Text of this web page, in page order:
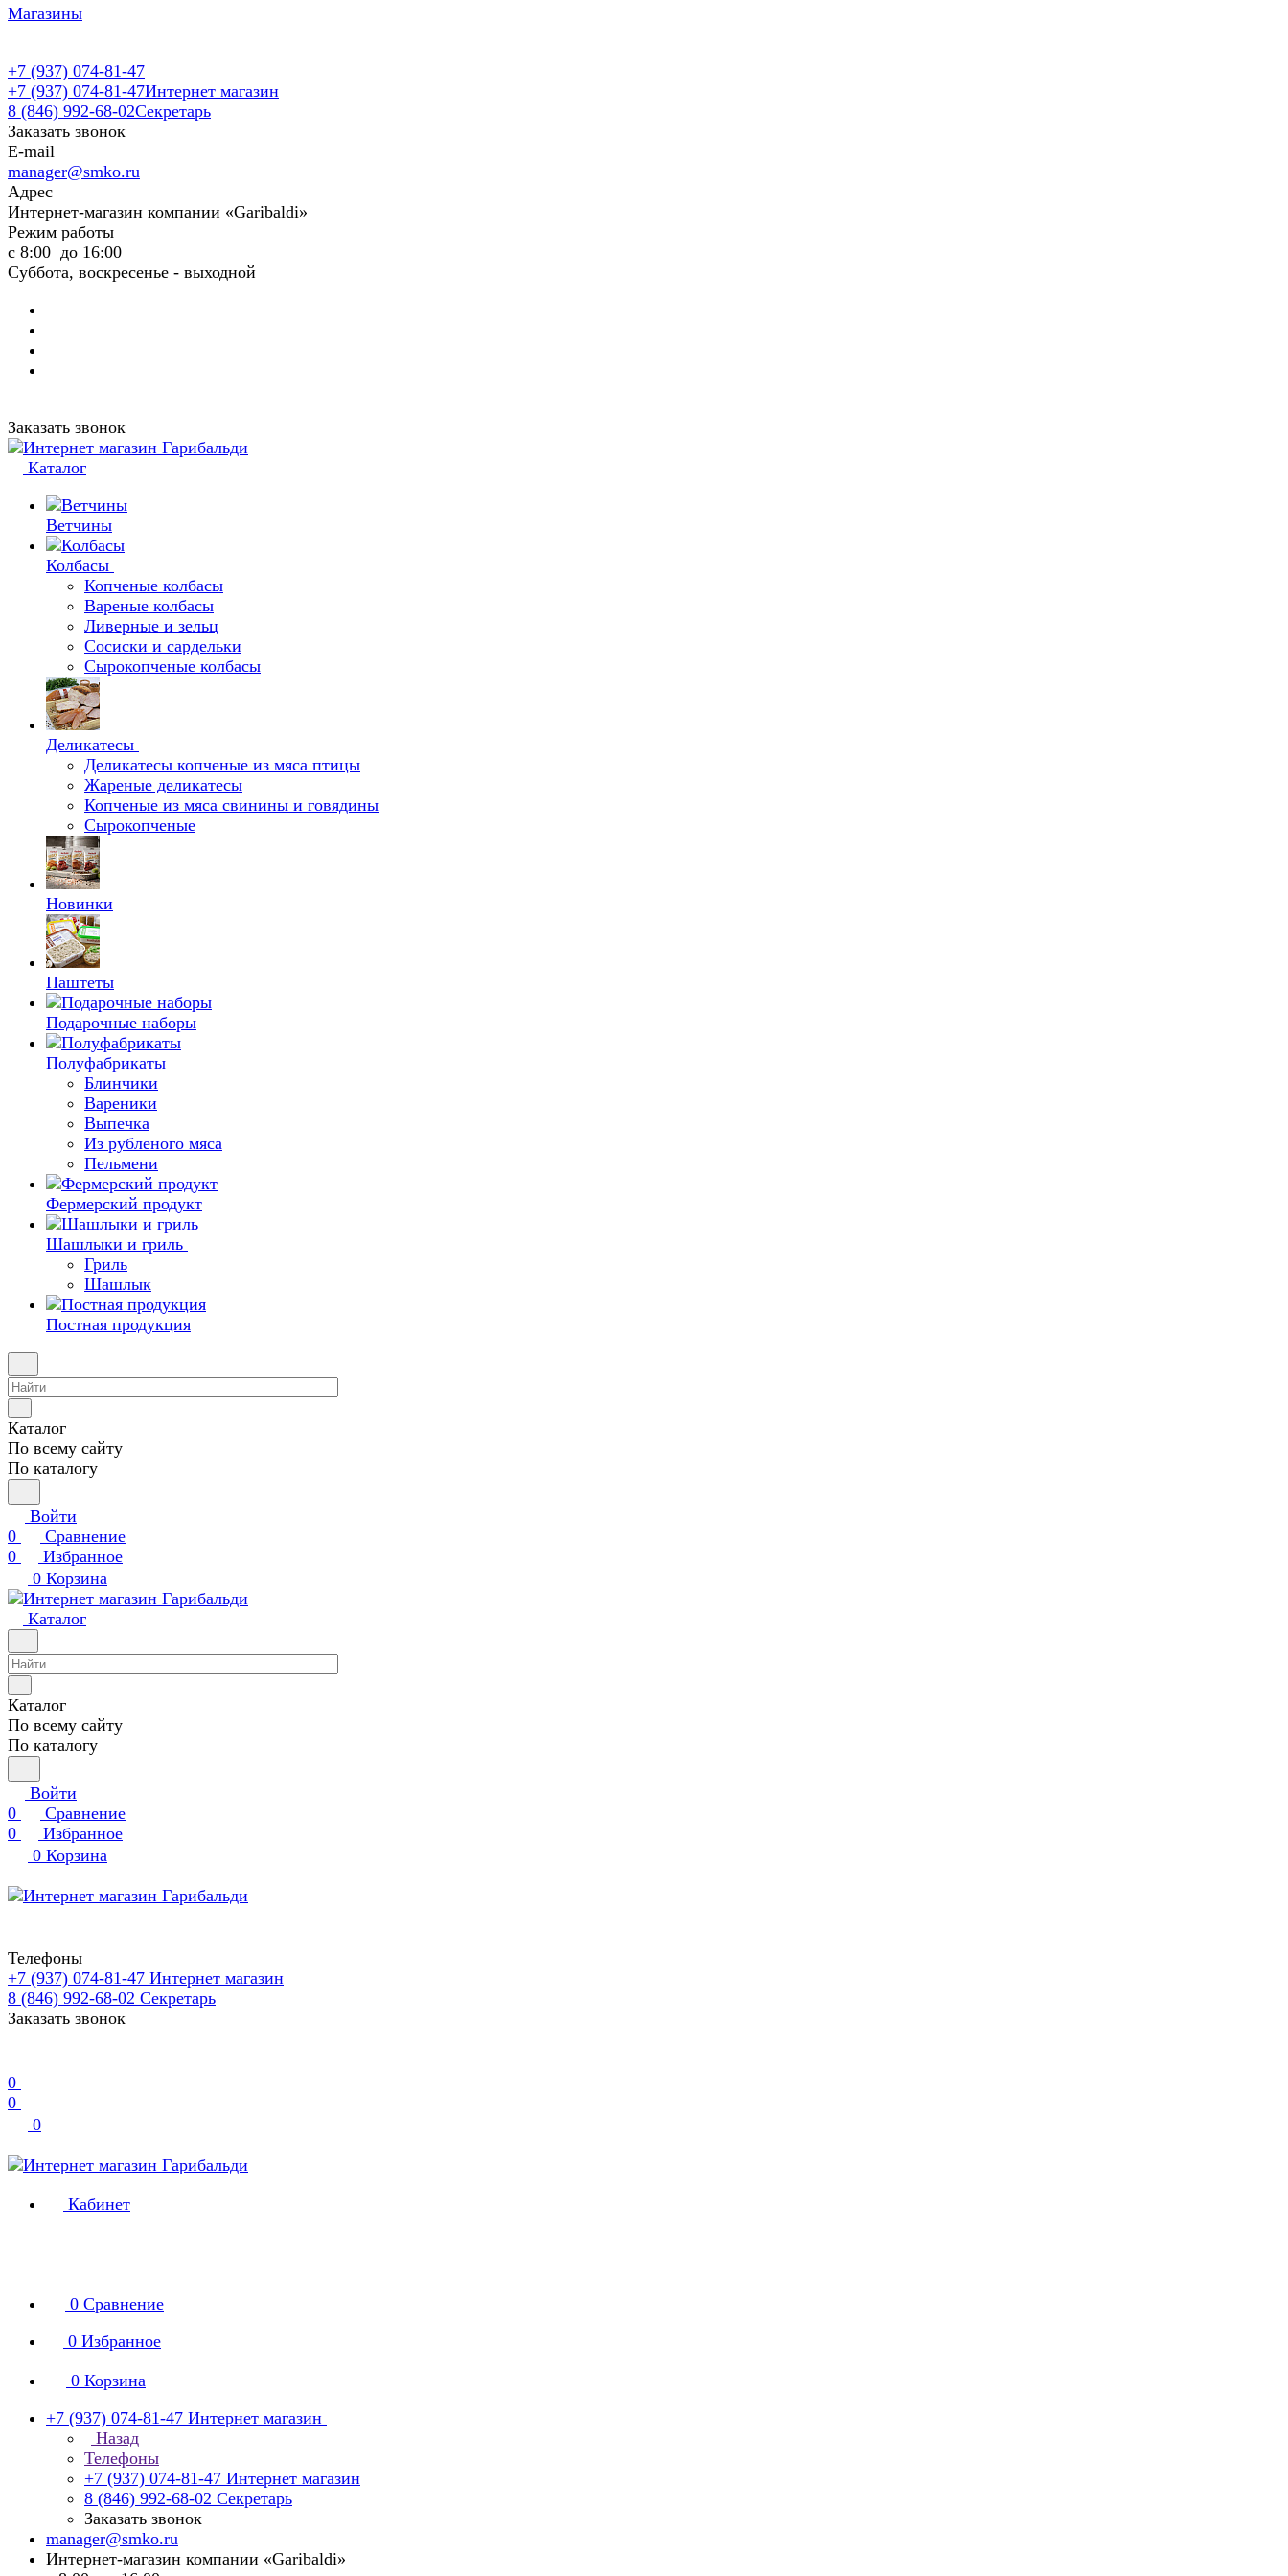
Магазины
+7 (937) 074-81-47
+7 (937) 074-81-47Интернет магазин
8 (846) 992-68-02Секретарь
Заказать звонок
E-mail
manager@smko.ru
Адрес
Интернет-магазин компании «Garibaldi»
Режим работы
с 8:00 до 16:00
Суббота, воскресенье - выходной
Заказать звонок
Каталог
Ветчины
Колбасы
Копченые колбасы
Вареные колбасы
Ливерные и зельц
Сосиски и сардельки
Сырокопченые колбасы
Деликатесы
Деликатесы копченые из мяса птицы
Жареные деликатесы
Копченые из мяса свинины и говядины
Сырокопченые
Новинки
Паштеты
Подарочные наборы
Полуфабрикаты
Блинчики
Вареники
Выпечка
Из рубленого мяса
Пельмени
Фермерский продукт
Шашлыки и гриль
Гриль
Шашлык
Постная продукция
Каталог
По всему сайту
По каталогу
Войти
0
Сравнение
0
Избранное
0 Корзина
Каталог
Каталог
По всему сайту
По каталогу
Войти
0
Сравнение
0
Избранное
0 Корзина
Телефоны
+7 (937) 074-81-47 Интернет магазин
8 (846) 992-68-02 Секретарь
Заказать звонок
0
0
0
Кабинет
0 Сравнение
0 Избранное
0 Корзина
+7 (937) 074-81-47 Интернет магазин
Назад
Телефоны
+7 (937) 074-81-47 Интернет магазин
8 (846) 992-68-02 Секретарь
Заказать звонок
manager@smko.ru
Интернет-магазин компании «Garibaldi»